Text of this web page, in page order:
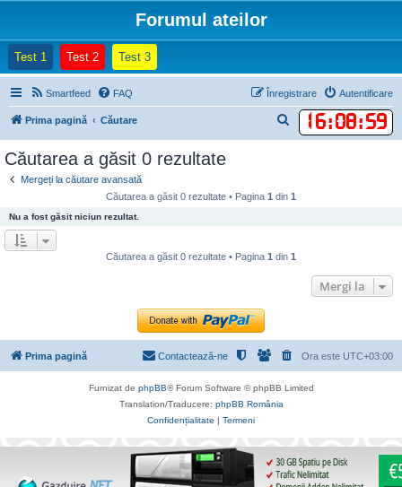
Forumul ateilor
Test 1 (Opens a new tab)
Test 2(Opens a new tab)
Test 3(Opens a new tab)
Smartfeed FAQ Autentificare
Înregistrare
Prima pagină Căutare 16:08:59
ă
Căutarea a găsit 0 rezultate
Mergeți la căutare avansată
Căutarea a găsit 0 rezultate • Pagina 1 din 1
Nu a fost găsit niciun rezultat.
Căutarea a găsit 0 rezultate • Pagina 1 din 1
Mergi la
Prima pagină Ora este UTC+03:00
Contactează-ne
Furnizat de phpBB® Forum Software © phpBB Limited
Translation/Traducere: phpBB România
Confidențialitate | Termeni